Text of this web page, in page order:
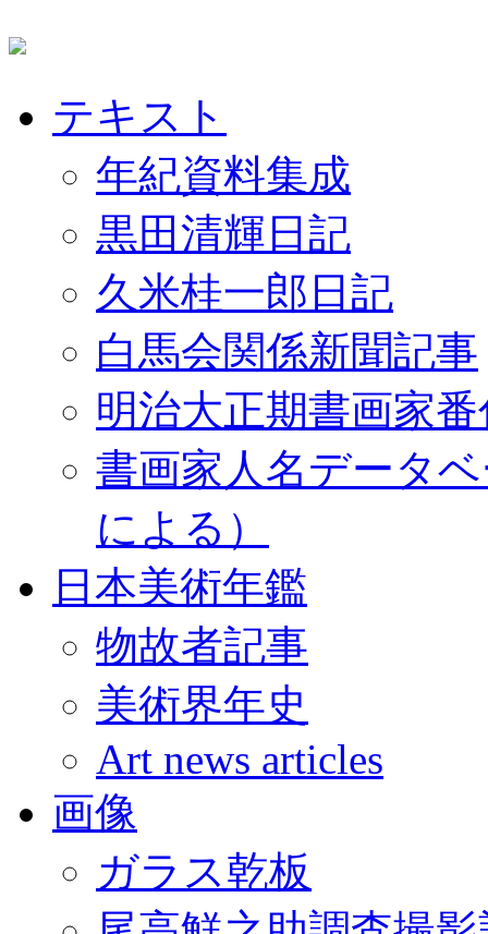
テキスト
年紀資料集成
黒田清輝日記
久米桂一郎日記
白馬会関係新聞記事
明治大正期書画家
書画家人名データ
による）
日本美術年鑑
物故者記事
美術界年史
Art news articles
画像
ガラス乾板